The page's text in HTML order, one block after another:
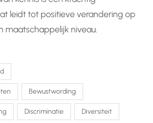
leidt tot positieve verandering op
maatschappelijk niveau.
Bewustwording
Discriminatie Diversiteit